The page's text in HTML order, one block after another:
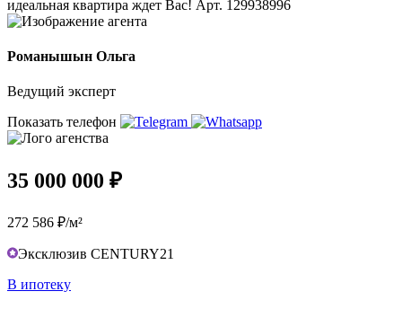
идеальная квартира ждет Вас! Арт. 129938996
Романышын Ольга
Ведущий эксперт
Показать телефон
35 000 000 ₽
272 586 ₽/м²
Эксклюзив CENTURY21
В ипотеку